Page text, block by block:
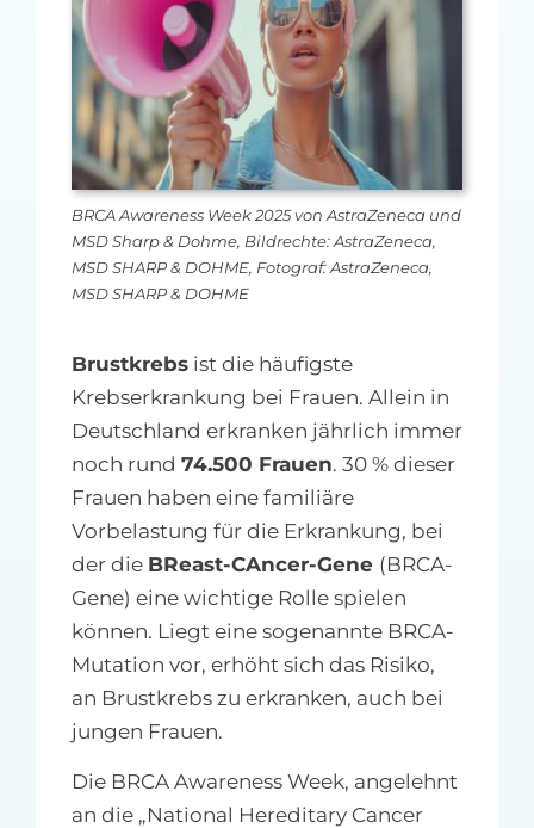
Über uns
Ihre Werbung auf MFA-heute.de
Suche
nach:BRCA Awareness Week 2025 von AstraZeneca und
MSD Sharp & Dohme, Bildrechte: AstraZeneca,
MSD SHARP & DOHME, Fotograf: AstraZeneca,
MSD SHARP & DOHME
Brustkrebsist die häufigste
Krebserkrankung bei Frauen. Allein in
Deutschland erkranken jährlich immer
noch rund 74.500 Frauen. 30 % dieser
Frauen haben eine familiäre
Vorbelastung für die Erkrankung, bei
der die BReast-CAncer-Gene (BRCA-
Gene) eine wichtige Rolle spielen
können. Liegt eine sogenannte BRCA-
Mutation vor, erhöht sich das Risiko,
an Brustkrebs zu erkranken, auch bei
jungen Frauen.
Die BRCA Awareness Week, angelehnt
an die „National Hereditary Cancer